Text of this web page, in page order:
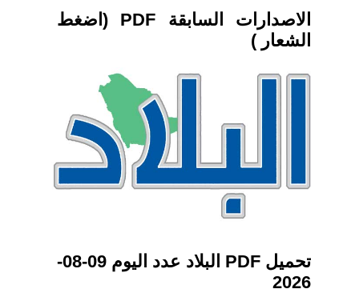
الاصدارات السابقة PDF (اضغط
الشعار )
تحميل PDF البلاد عدد اليوم 09-08-
2026